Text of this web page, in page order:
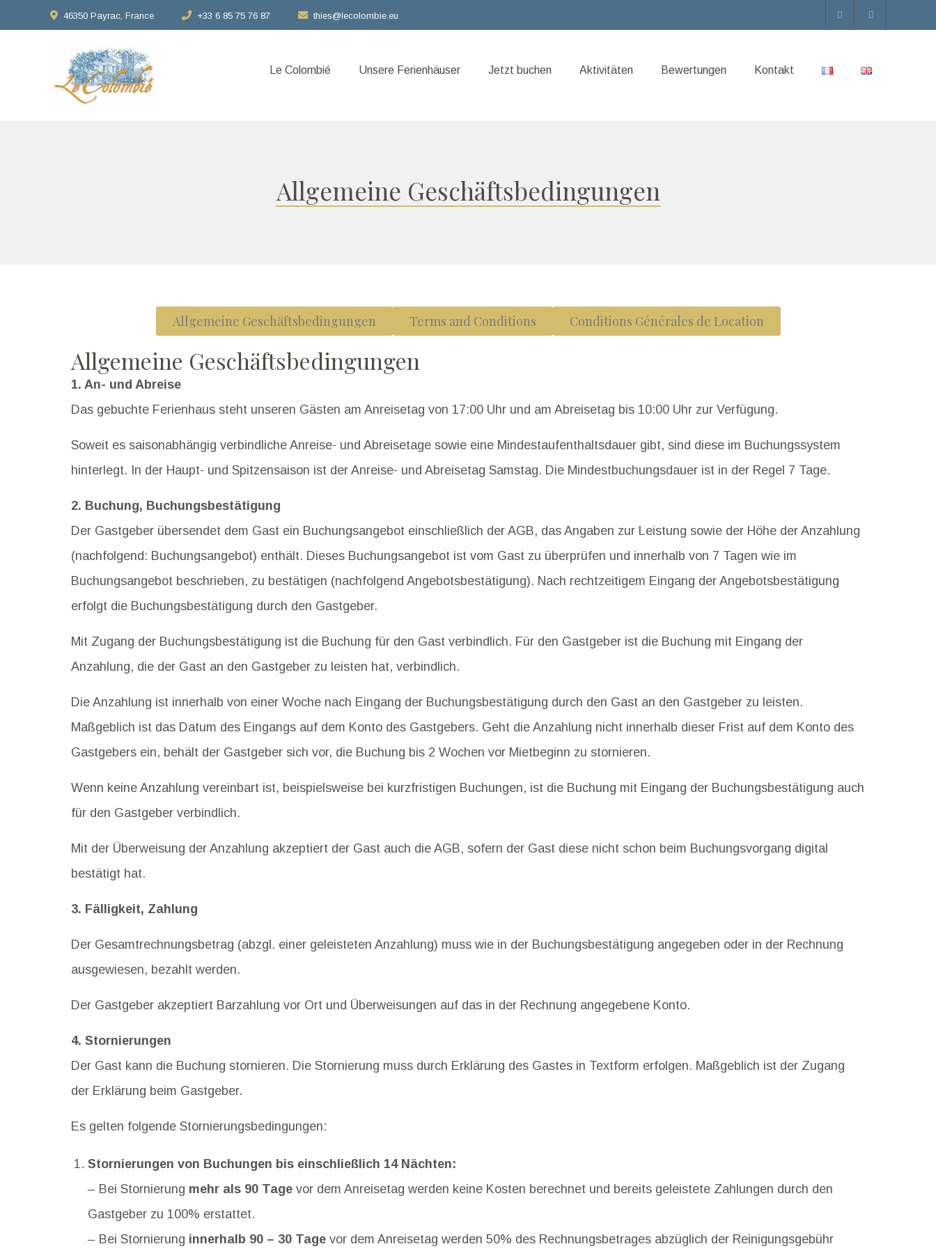
46350 Payrac, France +33 6 85 75 76 87 thies@lecolombie.eu
Le Colombié Unsere Ferienhäuser Jetzt buchen Aktivitäten Bewertungen Kontakt
Allgemeine Geschäftsbedingungen
Allgemeine Geschäftsbedingungen Terms and Conditions Conditions Générales de Location
Allgemeine Geschäftsbedingungen
1. An- und Abreise
Das gebuchte Ferienhaus steht unseren Gästen am Anreisetag von 17:00 Uhr und am Abreisetag bis 10:00 Uhr zur Verfügung.
Soweit es saisonabhängig verbindliche Anreise- und Abreisetage sowie eine Mindestaufenthaltsdauer gibt, sind diese im Buchungssystem
hinterlegt. In der Haupt- und Spitzensaison ist der Anreise- und Abreisetag Samstag. Die Mindestbuchungsdauer ist in der Regel 7 Tage.
2. Buchung, Buchungsbestätigung
Der Gastgeber übersendet dem Gast ein Buchungsangebot einschließlich der AGB, das Angaben zur Leistung sowie der Höhe der Anzahlung
(nachfolgend: Buchungsangebot) enthält. Dieses Buchungsangebot ist vom Gast zu überprüfen und innerhalb von 7 Tagen wie im
Buchungsangebot beschrieben, zu bestätigen (nachfolgend Angebotsbestätigung). Nach rechtzeitigem Eingang der Angebotsbestätigung
erfolgt die Buchungsbestätigung durch den Gastgeber.
Mit Zugang der Buchungsbestätigung ist die Buchung für den Gast verbindlich. Für den Gastgeber ist die Buchung mit Eingang der
Anzahlung, die der Gast an den Gastgeber zu leisten hat, verbindlich.
Die Anzahlung ist innerhalb von einer Woche nach Eingang der Buchungsbestätigung durch den Gast an den Gastgeber zu leisten.
Maßgeblich ist das Datum des Eingangs auf dem Konto des Gastgebers. Geht die Anzahlung nicht innerhalb dieser Frist auf dem Konto des
Gastgebers ein, behält der Gastgeber sich vor, die Buchung bis 2 Wochen vor Mietbeginn zu stornieren.
Wenn keine Anzahlung vereinbart ist, beispielsweise bei kurzfristigen Buchungen, ist die Buchung mit Eingang der Buchungsbestätigung auch
für den Gastgeber verbindlich.
Mit der Überweisung der Anzahlung akzeptiert der Gast auch die AGB, sofern der Gast diese nicht schon beim Buchungsvorgang digital
bestätigt hat.
3. Fälligkeit, Zahlung
Der Gesamtrechnungsbetrag (abzgl. einer geleisteten Anzahlung) muss wie in der Buchungsbestätigung angegeben oder in der Rechnung
ausgewiesen, bezahlt werden.
Der Gastgeber akzeptiert Barzahlung vor Ort und Überweisungen auf das in der Rechnung angegebene Konto.
4. Stornierungen
Der Gast kann die Buchung stornieren. Die Stornierung muss durch Erklärung des Gastes in Textform erfolgen. Maßgeblich ist der Zugang
der Erklärung beim Gastgeber.
Es gelten folgende Stornierungsbedingungen:
Stornierungen von Buchungen bis einschließlich 14 Nächten:
– Bei Stornierung mehr als 90 Tage vor dem Anreisetag werden keine Kosten berechnet und bereits geleistete Zahlungen durch den
Gastgeber zu 100% erstattet.
– Bei Stornierung innerhalb 90 – 30 Tage vor dem Anreisetag werden 50% des Rechnungsbetrages abzüglich der Reinigungsgebühr